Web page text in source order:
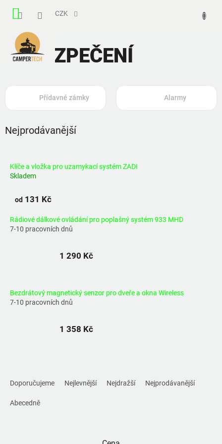
CZK
NÁKUPNÍ
ZABEZPEČENÍ
Přídavné zámky Alarmy
Nejprodávanější
Klíče a vložka pro uzamykací systém ZADI
Skladem
od 131 Kč
Rádiové dálkové ovládání pro poplašný systém 933 MHD
7-10 pracovních dnů
1 290 Kč
Bezdrátový magnetický senzor pro dveře a okna Wireless
7-10 pracovních dnů
1 358 Kč
Doporučujeme Nejlevnější Nejdražší Nejprodávanější
Abecedně